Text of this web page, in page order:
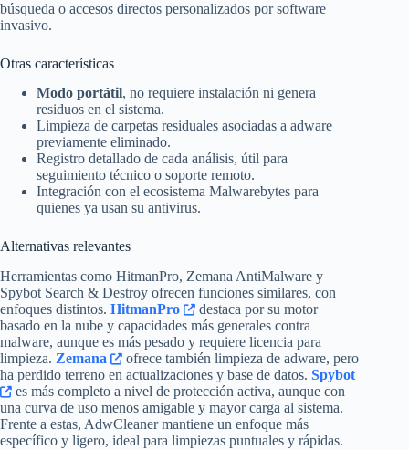
búsqueda o accesos directos personalizados por software
invasivo.
Otras características
Modo portátil, no requiere instalación ni genera
residuos en el sistema.
Limpieza de carpetas residuales asociadas a adware
previamente eliminado.
Registro detallado de cada análisis, útil para
seguimiento técnico o soporte remoto.
Integración con el ecosistema Malwarebytes para
quienes ya usan su antivirus.
Alternativas relevantes
Herramientas como HitmanPro, Zemana AntiMalware y
Spybot Search & Destroy ofrecen funciones similares, con
enfoques distintos. HitmanPro
destaca por su motor
basado en la nube y capacidades más generales contra
malware, aunque es más pesado y requiere licencia para
limpieza. Zemana
ofrece también limpieza de adware, pero
ha perdido terreno en actualizaciones y base de datos. Spybot
es más completo a nivel de protección activa, aunque con
una curva de uso menos amigable y mayor carga al sistema.
Frente a estas, AdwCleaner mantiene un enfoque más
específico y ligero, ideal para limpiezas puntuales y rápidas.